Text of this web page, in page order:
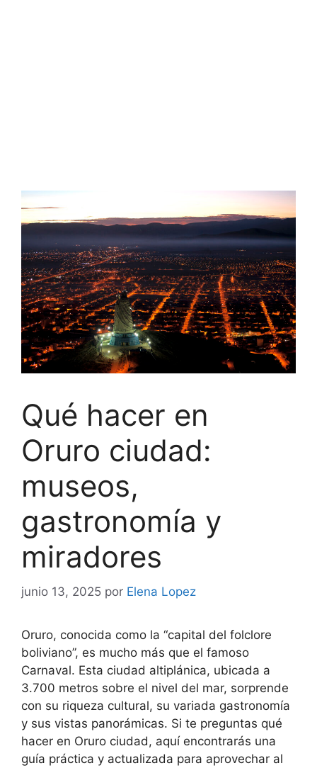
Qué hacer en
Oruro ciudad:
museos,
gastronomía y
miradores
junio 13, 2025 por Elena Lopez
Oruro, conocida como la “capital del folclore
boliviano”, es mucho más que el famoso
Carnaval. Esta ciudad altiplánica, ubicada a
3.700 metros sobre el nivel del mar, sorprende
con su riqueza cultural, su variada gastronomía
y sus vistas panorámicas. Si te preguntas qué
hacer en Oruro ciudad, aquí encontrarás una
guía práctica y actualizada para aprovechar al